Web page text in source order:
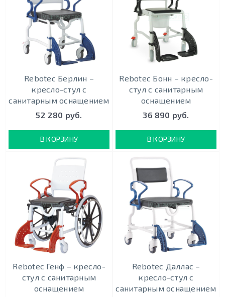
Rebotec Берлин –
кресло-стул с
санитарным оснащением
52 280 руб.
В КОРЗИНУ
Rebotec Бонн – кресло-
стул с санитарным
оснащением
36 890 руб.
В КОРЗИНУ
Rebotec Генф – кресло-
стул с санитарным
оснащением
Rebotec Даллас –
кресло-стул с
санитарным оснащением